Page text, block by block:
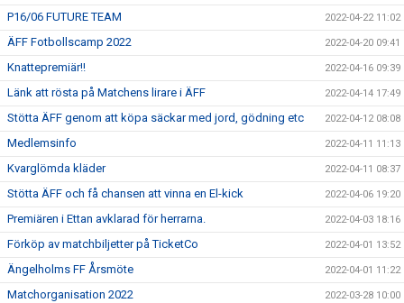
P16/06 FUTURE TEAM 2022-04-22 11:02
ÄFF Fotbollscamp 2022 2022-04-20 09:41
Knattepremiär!! 2022-04-16 09:39
Länk att rösta på Matchens lirare i ÄFF 2022-04-14 17:49
Stötta ÄFF genom att köpa säckar med jord, gödning etc 2022-04-12 08:08
Medlemsinfo 2022-04-11 11:13
Kvarglömda kläder 2022-04-11 08:37
Stötta ÄFF och få chansen att vinna en El-kick 2022-04-06 19:20
Premiären i Ettan avklarad för herrarna. 2022-04-03 18:16
Förköp av matchbiljetter på TicketCo 2022-04-01 13:52
Ängelholms FF Årsmöte 2022-04-01 11:22
Matchorganisation 2022 2022-03-28 10:00